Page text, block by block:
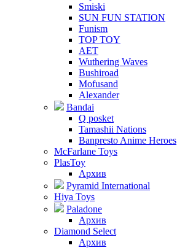
Smiski
SUN FUN STATION
Funism
TOP TOY
AET
Wuthering Waves
Bushiroad
Mofusand
Alexander
Bandai
Q posket
Tamashii Nations
Banpresto Anime Heroes
McFarlane Toys
PlasToy
Архив
Pyramid International
Hiya Toys
Paladone
Архив
Diamond Select
Архив